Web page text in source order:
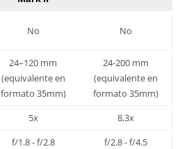
No No
24–120 mm
(equivalente en
formato 35mm)
24-200 mm
(equivalente en
formato 35mm)
5x
8,3x
f/1.8 - f/2.8 f/2.8 - f/4.5